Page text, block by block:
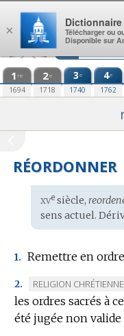
Aller au contenu
1 re
1694
2e
1718
3e
1740
4e
1762
RÉORDONNER
Étymologie
:
xvesiècle,
sens actuel.
1. Remettre en
2.
MARQUE
DE
DOMAINE
RELIGION
les ordres sacrés à
été jugée non valide
×
Dictionnaire
Télécharger ou
Disponible sur